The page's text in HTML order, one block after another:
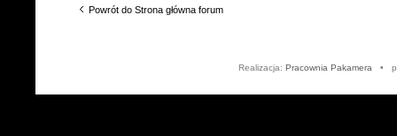
Powrót do Strona główna forum
Realizacja: Pracownia Pakamera •